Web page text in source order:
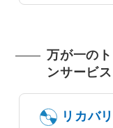
万が一の
ンサービス
リカバ